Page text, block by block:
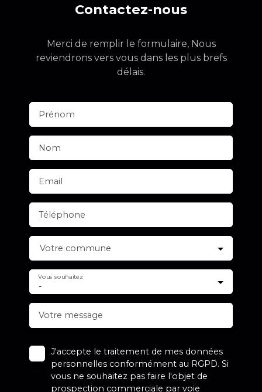
Contactez-nous
Merci de remplir le formulaire, Nous
reviendrons vers vous dans les plus brefs
délais.
Prénom
Nom
Email
Téléphone
Votre commune
-
Vous souhaitez
Votre message
J'accepte le traitement de mes données
personnelles conformément au RGPD. Si
vous ne souhaitez pas faire l'objet de
prospection commerciale par voie